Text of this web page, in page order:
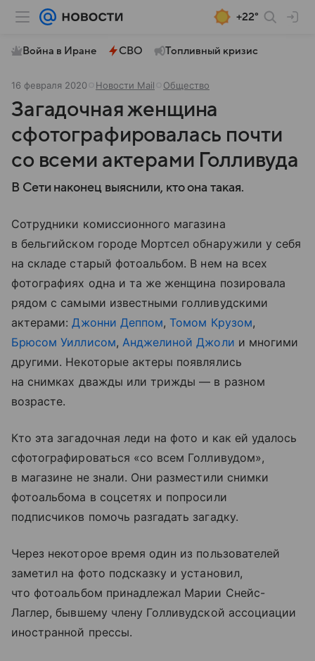
+22°
Война в Иране СВО Топливный кризис
16 февраля 2020 Новости Mail Общество
Загадочная женщина
сфотографировалась почти
со всеми актерами Голливуда
В Сети наконец выяснили, кто она такая.
Сотрудники комиссионного магазина
в бельгийском городе Мортсел обнаружили у себя
на складе старый фотоальбом. В нем на всех
фотографиях одна и та же женщина позировала
рядом с самыми известными голливудскими
актерами:Джонни Деппом, Томом Крузом,
Брюсом Уиллисом, Анджелиной Джоли и многими
другими. Некоторые актеры появлялись
на снимках дважды или трижды — в разном
возрасте.
Кто эта загадочная леди на фото и как ей удалось
сфотографироваться «со всем Голливудом»,
в магазине не знали. Они разместили снимки
фотоальбома в соцсетях и попросили
подписчиков помочь разгадать загадку.
Через некоторое время один из пользователей
заметил на фото подсказку и установил,
что фотоальбом принадлежал Марии Снейс-
Лаглер, бывшему члену Голливудской ассоциации
иностранной прессы.